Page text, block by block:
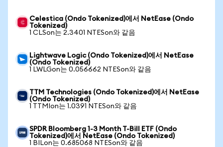
Celestica (Ondo Tokenized)에서 NetEase (Ondo
Tokenized)
1 CLSon는 2.3401 NTESon와 같음
Lightwave Logic (Ondo Tokenized)에서 NetEase
(Ondo Tokenized)
1 LWLGon는 0.056662 NTESon와 같음
TTM Technologies (Ondo Tokenized)에서 NetEase
(Ondo Tokenized)
1 TTMIon는 1.0391 NTESon와 같음
SPDR Bloomberg 1-3 Month T-Bill ETF (Ondo
Tokenized)에서 NetEase (Ondo Tokenized)
1 BILon는 0.685068 NTESon와 같음